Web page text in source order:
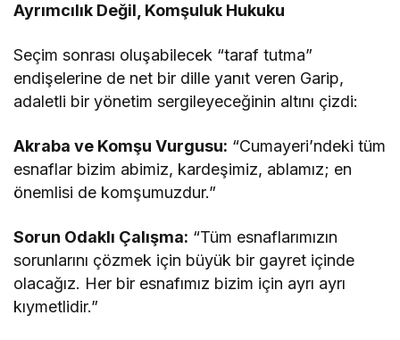
Ayrımcılık Değil, Komşuluk Hukuku
Seçim sonrası oluşabilecek “taraf tutma”
endişelerine de net bir dille yanıt veren Garip,
adaletli bir yönetim sergileyeceğinin altını çizdi:
Akraba ve Komşu Vurgusu: “Cumayeri’ndeki tüm
esnaflar bizim abimiz, kardeşimiz, ablamız; en
önemlisi de komşumuzdur.”
Sorun Odaklı Çalışma: “Tüm esnaflarımızın
sorunlarını çözmek için büyük bir gayret içinde
olacağız. Her bir esnafımız bizim için ayrı ayrı
kıymetlidir.”